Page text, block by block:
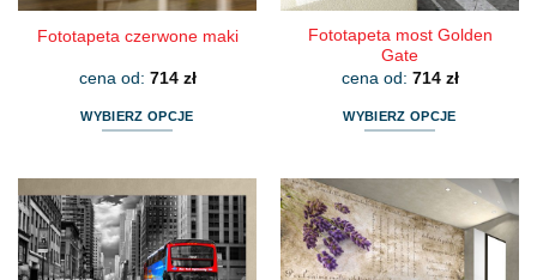
Fototapeta czerwone maki
cena od: 714 zł
WYBIERZ OPCJE
ma
wiele
wariantów.
Opcje
Fototapeta most Golden
Gate
cena od: 714 zł
WYBIERZ OPCJE
wiele
wariantów.
Opcje